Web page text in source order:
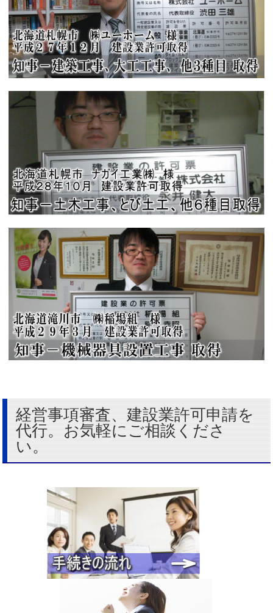
経営事項審査、建設業許可申請を
代行。お気軽にご相談くださ
い。